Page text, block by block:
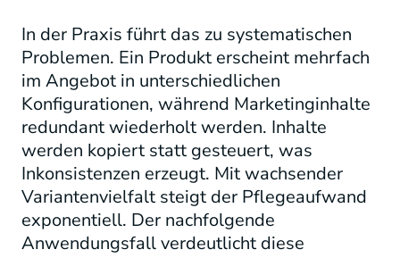
In der Praxis führt das zu systematischen
Problemen. Ein Produkt erscheint mehrfach
im Angebot in unterschiedlichen
Konfigurationen, während Marketinginhalte
redundant wiederholt werden. Inhalte
werden kopiert statt gesteuert, was
Inkonsistenzen erzeugt. Mit wachsender
Variantenvielfalt steigt der Pflegeaufwand
exponentiell. Der nachfolgende
Anwendungsfall verdeutlicht diese